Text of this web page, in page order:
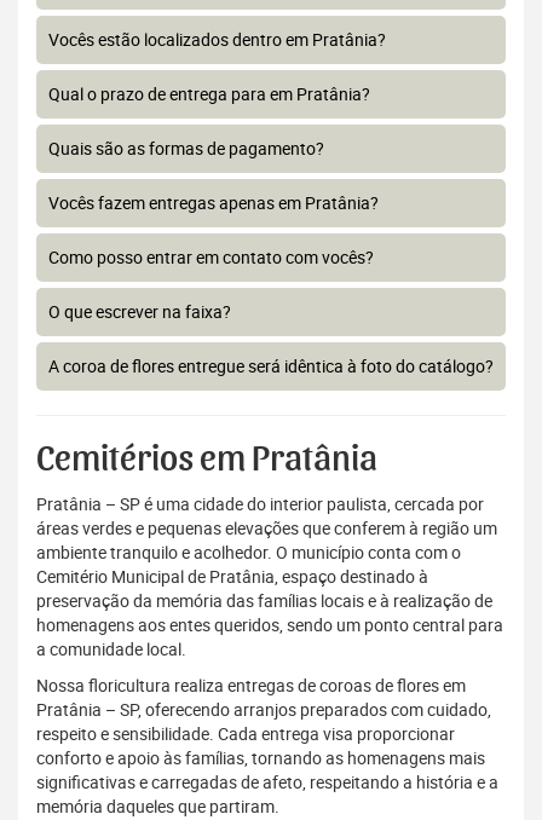
Vocês estão localizados dentro em Pratânia?
Qual o prazo de entrega para em Pratânia?
Quais são as formas de pagamento?
Vocês fazem entregas apenas em Pratânia?
Como posso entrar em contato com vocês?
O que escrever na faixa?
A coroa de flores entregue será idêntica à foto do catálogo?
Cemitérios em Pratânia
Pratânia – SP é uma cidade do interior paulista, cercada por
áreas verdes e pequenas elevações que conferem à região um
ambiente tranquilo e acolhedor. O município conta com o
Cemitério Municipal de Pratânia, espaço destinado à
preservação da memória das famílias locais e à realização de
homenagens aos entes queridos, sendo um ponto central para
a comunidade local.
Nossa floricultura realiza entregas de coroas de flores em
Pratânia – SP, oferecendo arranjos preparados com cuidado,
respeito e sensibilidade. Cada entrega visa proporcionar
conforto e apoio às famílias, tornando as homenagens mais
significativas e carregadas de afeto, respeitando a história e a
memória daqueles que partiram.